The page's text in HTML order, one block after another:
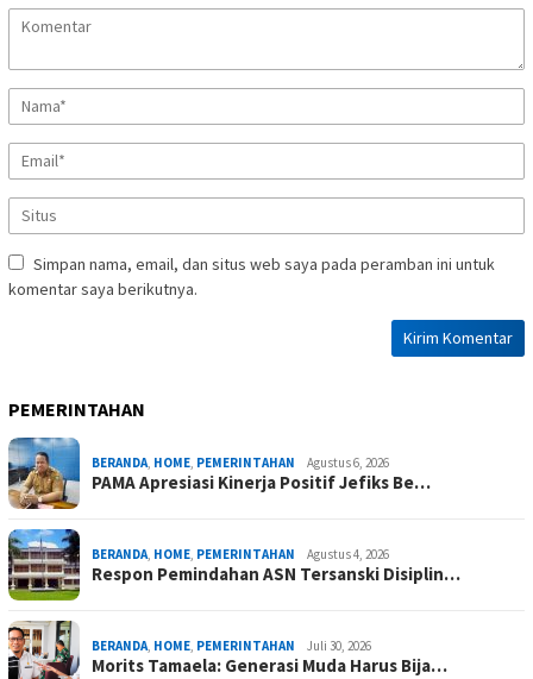
Simpan nama, email, dan situs web saya pada peramban ini untuk
komentar saya berikutnya.
PEMERINTAHAN
BERANDA, HOME, PEMERINTAHAN Agustus 6, 2026
PAMA Apresiasi Kinerja Positif Jefiks Be…
BERANDA, HOME, PEMERINTAHAN Agustus 4, 2026
Respon Pemindahan ASN Tersanski Disiplin…
BERANDA, HOME, PEMERINTAHAN Juli 30, 2026
Morits Tamaela: Generasi Muda Harus Bija…